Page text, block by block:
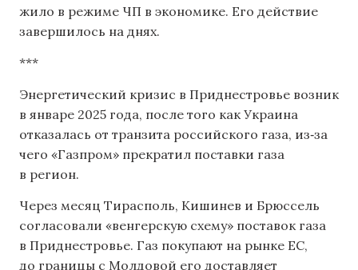
жило в режиме ЧП в экономике. Его действие
завершилось на днях.
***
Энергетический кризис в Приднестровье возник
в январе 2025 года, после того как Украина
отказалась от транзита российского газа, из‑за
чего «Газпром» прекратил поставки газа
в регион.
Через месяц Тирасполь, Кишинев и Брюссель
согласовали «венгерскую схему» поставок газа
в Приднестровье. Газ покупают на рынке ЕС,
до границы с Молдовой его доставляет